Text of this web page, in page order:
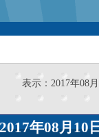
示：2017年08月
2017年08月